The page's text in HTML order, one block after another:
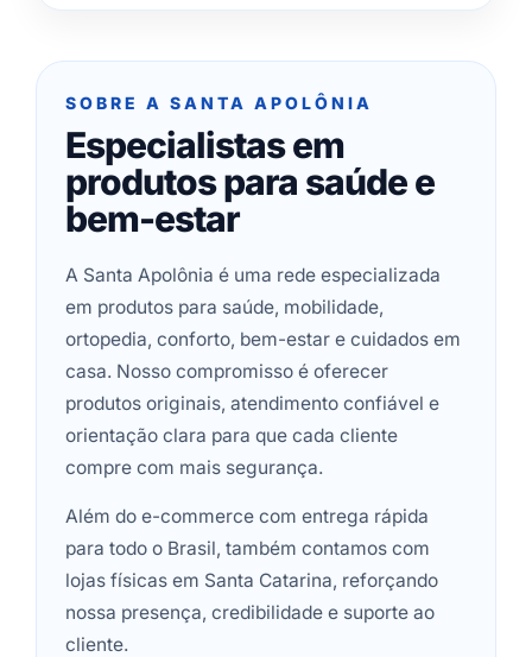
SOBRE A SANTA APOLÔNIA
Especialistas em
produtos para saúde e
bem-estar
A Santa Apolônia é uma rede especializada
em produtos para saúde, mobilidade,
ortopedia, conforto, bem-estar e cuidados em
casa. Nosso compromisso é oferecer
produtos originais, atendimento confiável e
orientação clara para que cada cliente
compre com mais segurança.
Além do e-commerce com entrega rápida
para todo o Brasil, também contamos com
lojas físicas em Santa Catarina, reforçando
nossa presença, credibilidade e suporte ao
cliente.